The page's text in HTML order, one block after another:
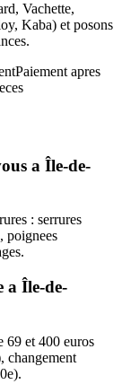
Vachette,
Kaba) et posons
Paiement apres
a Île-de-
: serrures
poignees
a Île-de-
69 et 400 euros
changement